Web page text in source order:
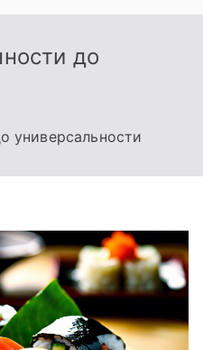
до
универсальности